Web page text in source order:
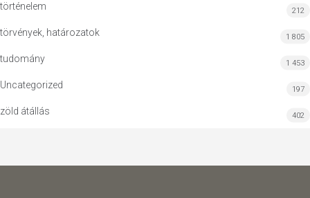
történelem 212
törvények, határozatok 1 805
tudomány 1 453
Uncategorized 197
zöld átállás 402